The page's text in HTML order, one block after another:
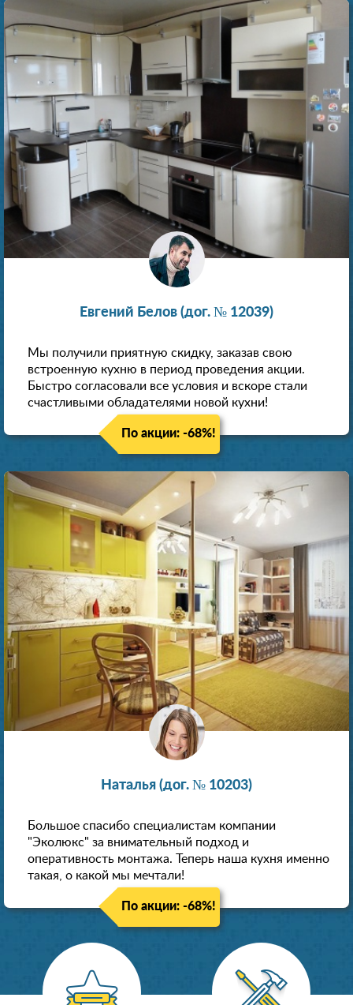
Евгений Белов (дог. № 12039)
Мы получили приятную скидку, заказав свою
встроенную кухню в период проведения акции.
Быстро согласовали все условия и вскоре стали
счастливыми обладателями новой кухни!
По акции: -68%!
Наталья (дог. № 10203)
Большое спасибо специалистам компании
"Эколюкс" за внимательный подход и
оперативность монтажа. Теперь наша кухня именно
такая, о какой мы мечтали!
По акции: -68%!